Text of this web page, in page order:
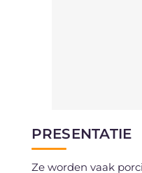
PRESENTATIE
Ze worden vaak